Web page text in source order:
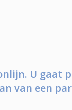
U gaat
van een